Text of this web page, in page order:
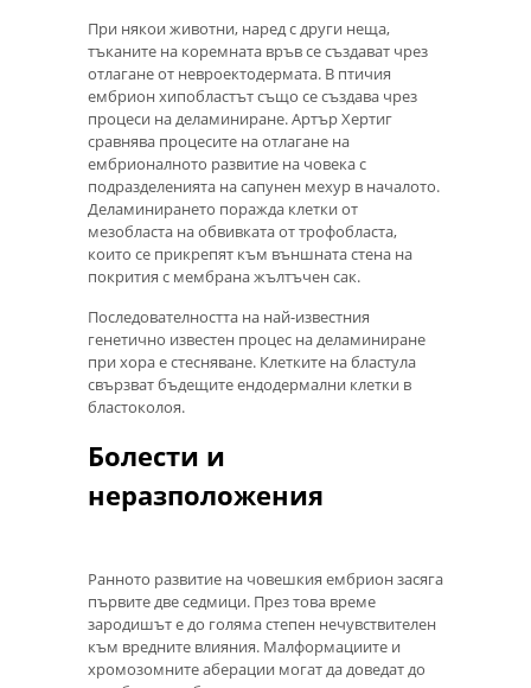
При някои животни, наред с други неща,
тъканите на коремната връв се създават чрез
отлагане от невроектодермата. В птичия
ембрион хипобластът също се създава чрез
процеси на деламиниране. Артър Хертиг
сравнява процесите на отлагане на
ембрионалното развитие на човека с
подразделенията на сапунен мехур в началото.
Деламинирането поражда клетки от
мезобласта на обвивката от трофобласта,
които се прикрепят към външната стена на
покрития с мембрана жълтъчен сак.
Последователността на най-известния
генетично известен процес на деламиниране
при хора е стесняване. Клетките на бластула
свързват бъдещите ендодермални клетки в
бластоколоя.
Болести и
неразположения
Ранното развитие на човешкия ембрион засяга
първите две седмици. През това време
зародишът е до голяма степен нечувствителен
към вредните влияния. Малформациите и
хромозомните аберации могат да доведат до